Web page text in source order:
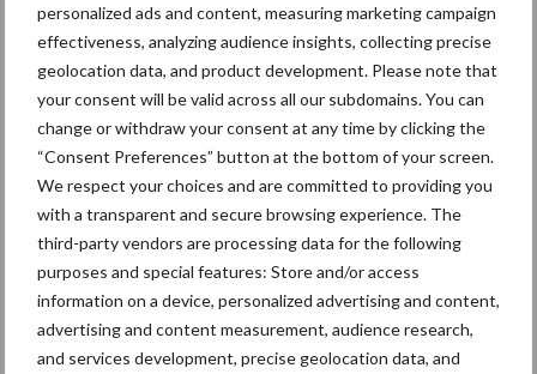
personalized ads and content, measuring marketing campaign
effectiveness, analyzing audience insights, collecting precise
geolocation data, and product development. Please note that
your consent will be valid across all our subdomains. You can
change or withdraw your consent at any time by clicking the
“Consent Preferences” button at the bottom of your screen.
We respect your choices and are committed to providing you
with a transparent and secure browsing experience. The
third-party vendors are processing data for the following
purposes and special features: Store and/or access
information on a device, personalized advertising and content,
advertising and content measurement, audience research,
and services development, precise geolocation data, and
te
strooien”
Wanneer een verkoper je vertelt dat hij een product zelf thuis
ook gebruikt, weet je maar nooit of je het moet geloven. Tenzij je
collega Anne spreekt! Anne werkte nog maar kort als Adviseur
Van onze
partner
Fransen
22 juni 2026